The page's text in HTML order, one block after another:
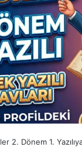
2. Dönem 1.